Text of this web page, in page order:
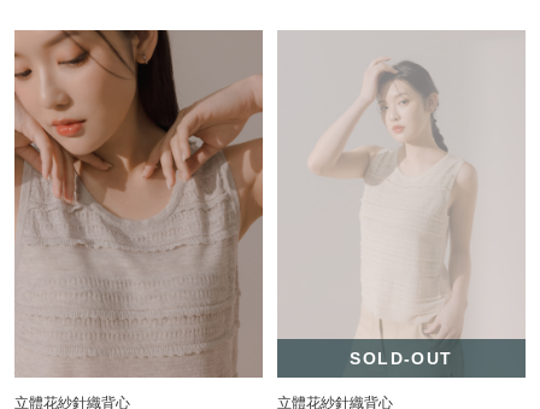
立體花紗針織背心
SOLD-OUT
立體花紗針織背心